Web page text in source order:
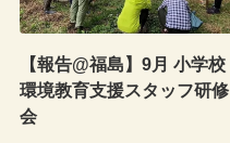
【報告@福島】9月 小学校
環境教育支援スタッフ研修
会